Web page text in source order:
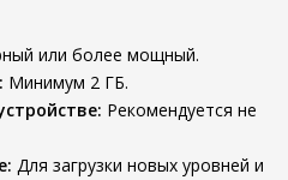
или более мощный.
Минимум 2 ГБ.
Рекомендуется не
Для загрузки новых уровней и